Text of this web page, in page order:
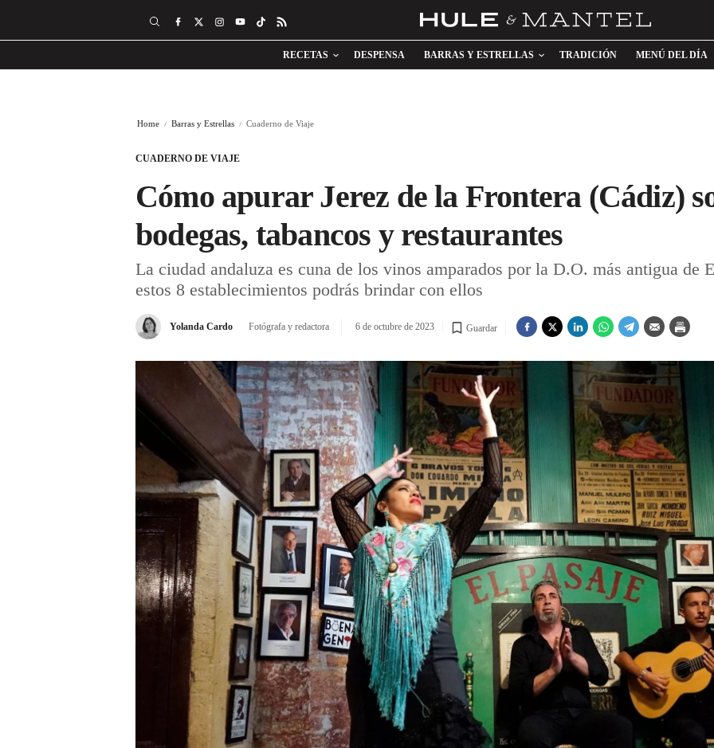
RECETAS DESPENSA BARRAS Y ESTRELLAS TRADICIÓN MENÚ DEL DÍA
Home Barras y Estrellas Cuaderno de Viaje
CUADERNO DE VIAJE
Cómo apurar Jerez de la Frontera (Cádiz)
bodegas, tabancos y restaurantes
La ciudad andaluza es cuna de los vinos amparados por la D.O. más antigua de
estos 8 establecimientos podrás brindar con ellos
Yolanda Cardo Fotógrafa y redactora 6 de octubre de 2023 Guardar